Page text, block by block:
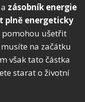
zásobník energie
plně energeticky
pomohou ušetřit
na začátku
však tato částka
starat o životní